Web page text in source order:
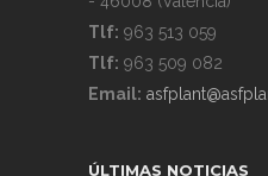
Tlf: 963 513 059
Tlf: 963 509 082
Email:
ÚLTIMAS NOTICIAS